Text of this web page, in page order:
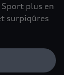
Sport plus en
surpiqûres